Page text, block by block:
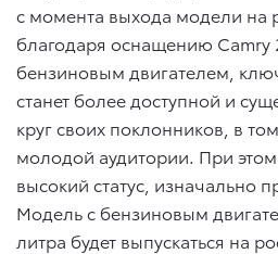
с момента выхода модели на
благодаря оснащению
бензиновым двигателем,
станет более доступной и
круг своих поклонников, в
молодой аудитории. При
высокий статус, изначально
Модель с бензиновым
литра будет выпускаться на